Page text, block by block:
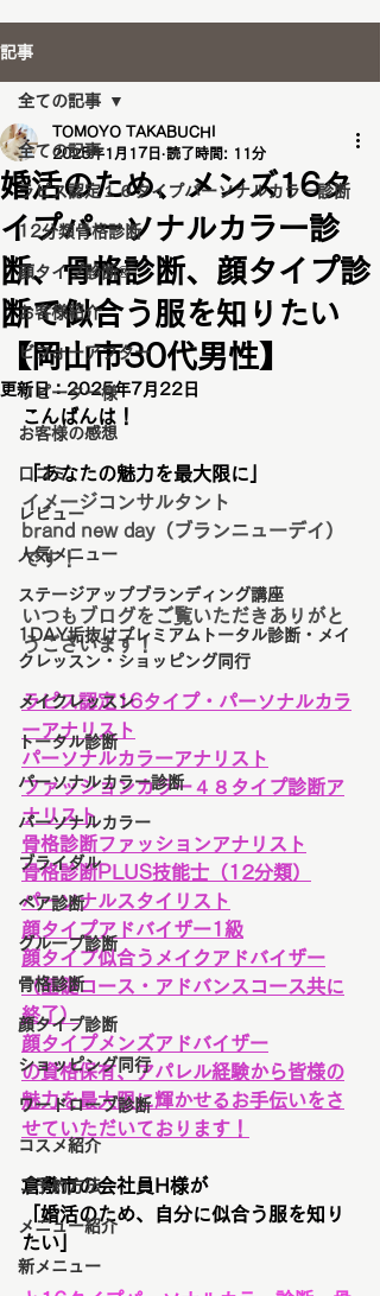
記事
全ての記事
ラピス認定１６タイプパーソナルカラー診断
12分類骨格診断
顔タイプ診断®️
お客様紹介
ビフォーアフター
リピーター様
お客様の感想
口コミ
レビュー
人気メニュー
ステージアップブランディング講座
1DAY垢抜けプレミアムトータル診断・メイ
クレッスン・ショッピング同行
メイクレッスン
トータル診断
パーソナルカラー診断
パーソナルカラー
ブライダル
ペア診断
グループ診断
骨格診断
顔タイプ診断
ショッピング同行
ワードローブ診断
コスメ紹介
ご予約方法
メニュー紹介
新メニュー
全ての記事
婚活のため、メンズ16タ
イプパーソナルカラー診
断、骨格診断、顔タイプ診
断で似合う服を知りたい
【岡山市30代男性】
TOMOYO TAKABUCHI
2025年1月17日 読了時間: 11分
更新日：2025年7月22日
こんばんは！
「あなたの魅力を最大限に」
イメージコンサルタント
brand new day（ブランニューデイ）
です！
いつもブログをご覧いただきありがと
うございます！
ラピス認定16タイプ・パーソナルカラ
ーアナリスト
パーソナルカラーアナリスト
ファッションカラー４８タイプ診断ア
ナリスト
骨格診断ファッションアナリスト
骨格診断PLUS技能士（12分類）
パーソナルスタイリスト
顔タイプアドバイザー1級
顔タイプ似合うメイクアドバイザー
（基礎コース・アドバンスコース共に
終了）
顔タイプメンズアドバイザー
の資格保有、アパレル経験から皆様の
魅力を最大限に輝かせるお手伝いをさ
せていただいております！
倉敷市の会社員H様が
「婚活のため、自分に似合う服を知り
たい」